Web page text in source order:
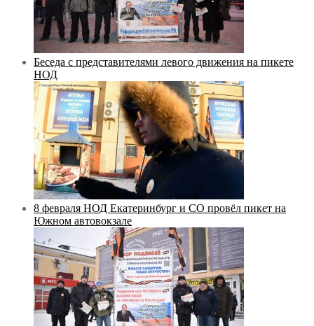
Беседа с представителями левого движения на пикете
НОД
8 февраля НОД Екатеринбург и СО провёл пикет на
Южном автовокзале